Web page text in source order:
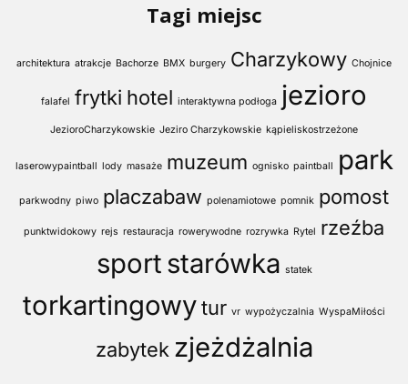
Tagi miejsc
architektura atrakcje Bachorze BMX burgery Charzykowy Chojnice
falafel frytki hotel interaktywna podłoga jezioro
JezioroCharzykowskie Jeziro Charzykowskie kąpieliskostrzeżone
laserowypaintball lody masaże muzeum ognisko paintball park
parkwodny piwo placzabaw polenamiotowe pomnik pomost
punktwidokowy rejs restauracja rowerywodne rozrywka Rytel rzeźba
sport starówka statek
torkartingowytur vr wypożyczalnia WyspaMiłości
zabytek zjeżdżalnia